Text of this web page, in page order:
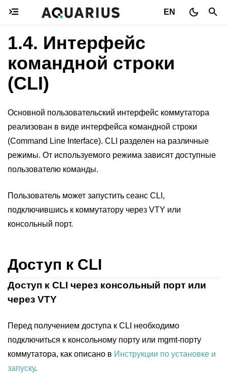
EN
1.4. Интерфейс
командной строки
(CLI)
Основной пользовательский интерфейс коммутатора
реализован в виде интерфейса командной строки
(Command Line Interface). CLI разделен на различные
режимы. От используемого режима зависят доступные
пользователю команды.
Пользователь может запустить сеанс CLI,
подключившись к коммутатору через VTY или
консольный порт.
Доступ к CLI
Доступ к CLI через консольный порт или
через VTY
Перед получением доступа к CLI необходимо
подключиться к консольному порту или mgmt-порту
коммутатора, как описано в Инструкции по установке и
запуску.